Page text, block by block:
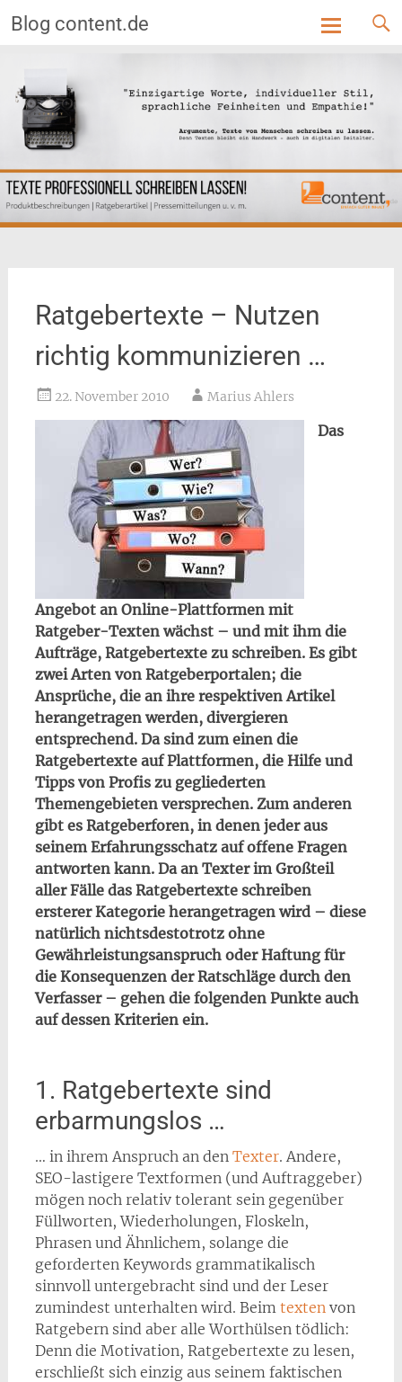
Blog content.de
Skip
content
Ratgebertexte – Nutzen
richtig kommunizieren …
22. November 2010 Marius Ahlers
Das
Angebot an Online-Plattformen mit
Ratgeber-Texten wächst – und mit ihm die
Aufträge, Ratgebertexte zu schreiben. Es gibt
zwei Arten von Ratgeberportalen; die
Ansprüche, die an ihre respektiven Artikel
herangetragen werden, divergieren
entsprechend. Da sind zum einen die
Ratgebertexte auf Plattformen, die Hilfe und
Tipps von Profis zu gegliederten
Themengebieten versprechen. Zum anderen
gibt es Ratgeberforen, in denen jeder aus
seinem Erfahrungsschatz auf offene Fragen
antworten kann. Da an Texter im Großteil
aller Fälle das Ratgebertexte schreiben
ersterer Kategorie herangetragen wird – diese
natürlich nichtsdestotrotz ohne
Gewährleistungsanspruch oder Haftung für
die Konsequenzen der Ratschläge durch den
Verfasser – gehen die folgenden Punkte auch
auf dessen Kriterien ein.
1. Ratgebertexte sind
erbarmungslos …
… in ihrem Anspruch an den Texter. Andere,
SEO-lastigere Textformen (und Auftraggeber)
mögen noch relativ tolerant sein gegenüber
Füllworten, Wiederholungen, Floskeln,
Phrasen und Ähnlichem, solange die
geforderten Keywords grammatikalisch
sinnvoll untergebracht sind und der Leser
zumindest unterhalten wird. Beim textenvon
Ratgebern sind aber alle Worthülsen tödlich:
Denn die Motivation, Ratgebertexte zu lesen,
erschließt sich einzig aus seinem faktischen